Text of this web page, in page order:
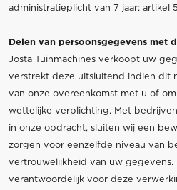
administratieplicht van 7 jaar: artikel
Delen van persoonsgegevens met
Josta Tuinmachines verkoopt uw
verstrekt deze uitsluitend indien dit
van onze overeenkomst met u of
wettelijke verplichting. Met
in onze opdracht, sluiten wij een
zorgen voor eenzelfde niveau van
vertrouwelijkheid van uw gegevens.
verantwoordelijk voor deze